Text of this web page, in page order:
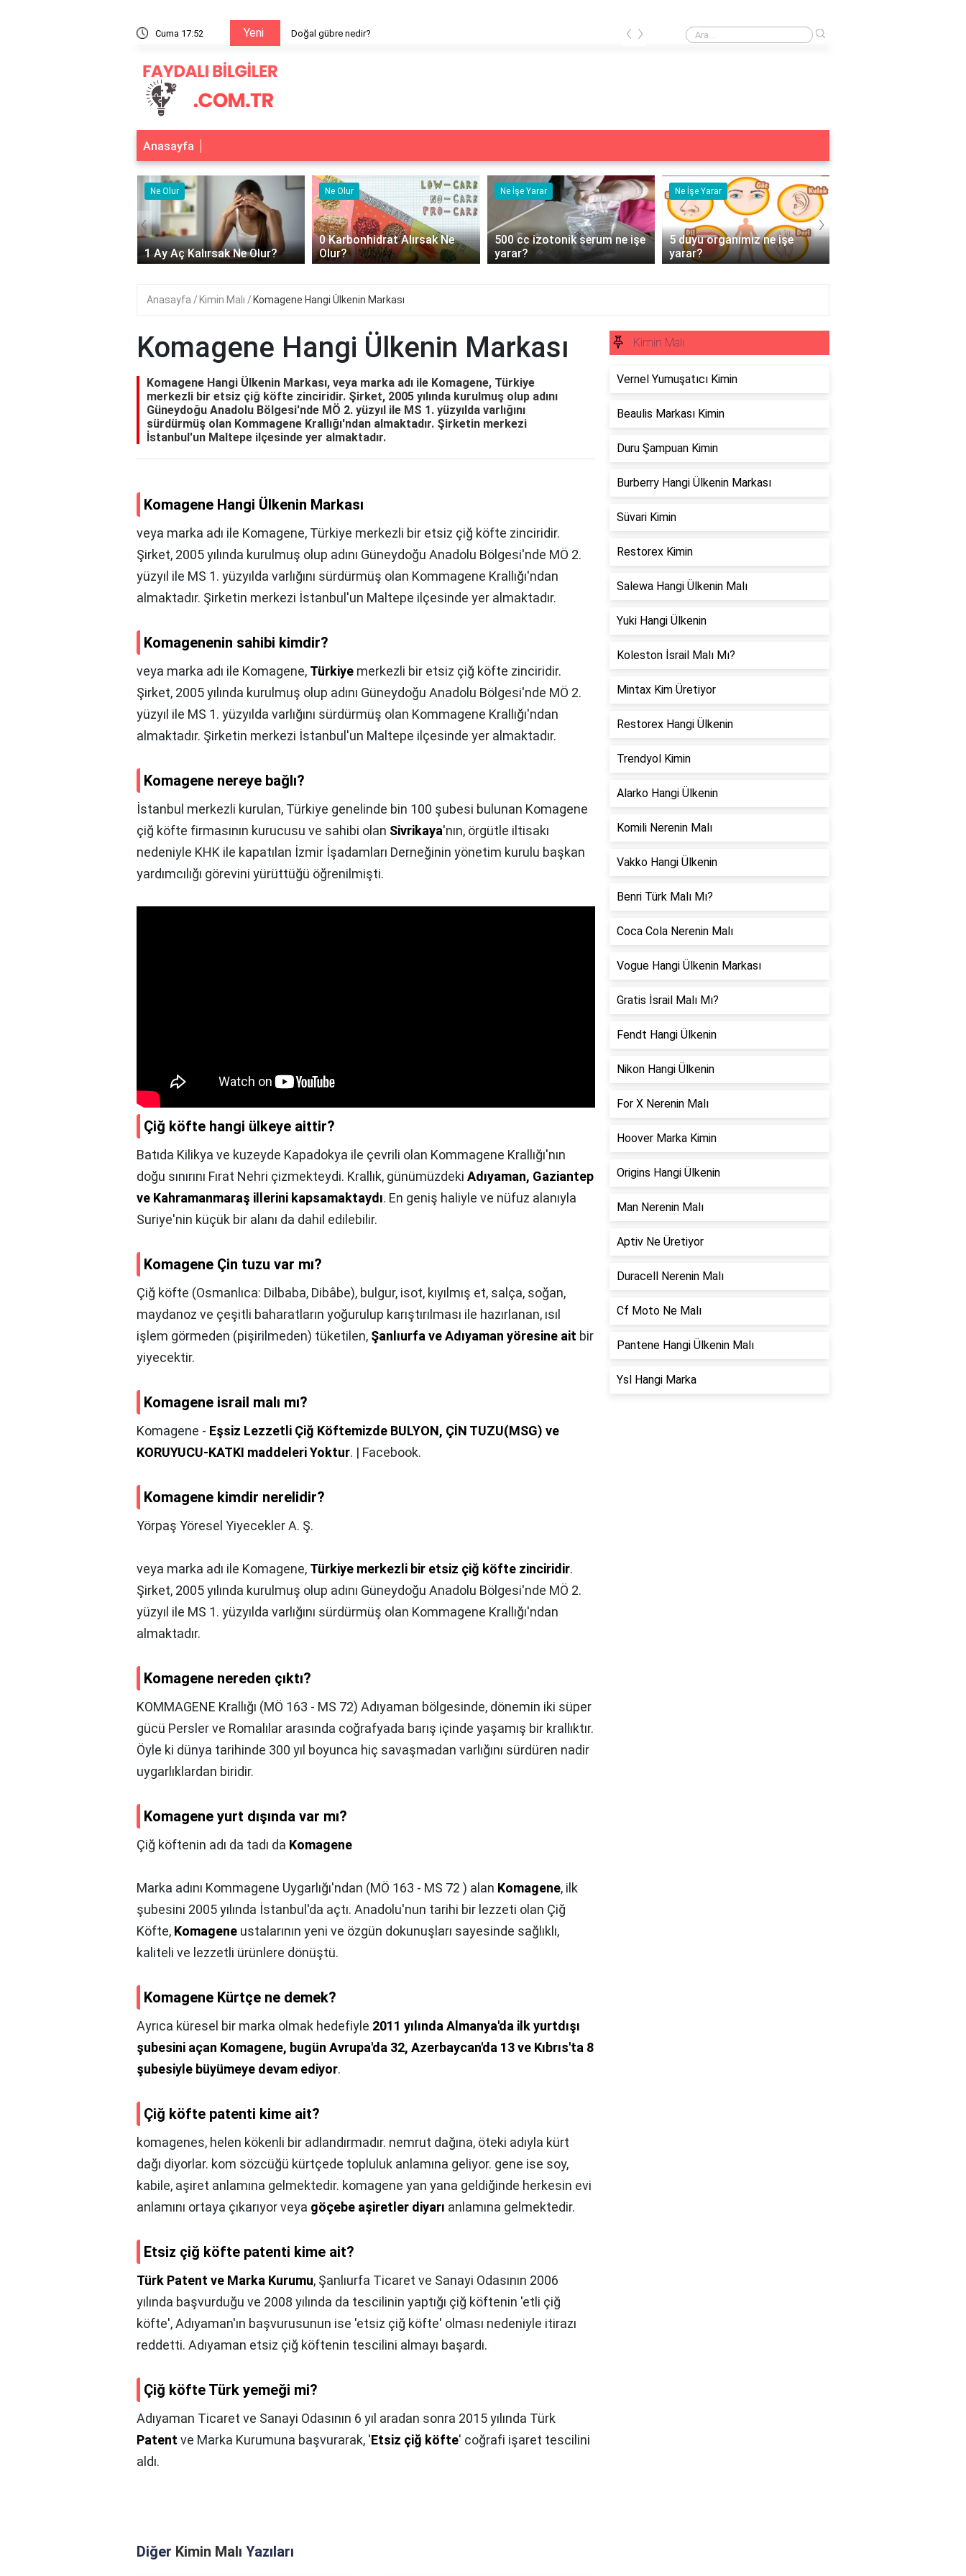
Cuma 17:52 Yeni Doğal gübre nedir? HDR10+ özelliği görüntü kalitesini nasıl etkiler?
‹ ›
Anasayfa
Ne Olur
1 Ay Aç Kalırsak Ne Olur?
Ne Olur
0 Karbonhidrat Alırsak Ne
Olur?
Ne İşe Yarar
500 cc izotonik serum ne işe
yarar?
Ne İşe Yarar
5 duyu organımız ne işe
yarar?
‹ ›
Anasayfa Kimin Malı Komagene Hangi Ülkenin Markası
Komagene Hangi Ülkenin Markası
Komagene Hangi Ülkenin Markası, veya marka adı ile Komagene, Türkiye
merkezli bir etsiz çiğ köfte zinciridir. Şirket, 2005 yılında kurulmuş olup adını
Güneydoğu Anadolu Bölgesi'nde MÖ 2. yüzyıl ile MS 1. yüzyılda varlığını
sürdürmüş olan Kommagene Krallığı'ndan almaktadır. Şirketin merkezi
İstanbul'un Maltepe ilçesinde yer almaktadır.
Komagene Hangi Ülkenin Markası
veya marka adı ile Komagene, Türkiye merkezli bir etsiz çiğ köfte zinciridir.
Şirket, 2005 yılında kurulmuş olup adını Güneydoğu Anadolu Bölgesi'nde MÖ 2.
yüzyıl ile MS 1. yüzyılda varlığını sürdürmüş olan Kommagene Krallığı'ndan
almaktadır. Şirketin merkezi İstanbul'un Maltepe ilçesinde yer almaktadır.
Komagenenin sahibi kimdir?
veya marka adı ile Komagene, Türkiye merkezli bir etsiz çiğ köfte zinciridir.
Şirket, 2005 yılında kurulmuş olup adını Güneydoğu Anadolu Bölgesi'nde MÖ 2.
yüzyıl ile MS 1. yüzyılda varlığını sürdürmüş olan Kommagene Krallığı'ndan
almaktadır. Şirketin merkezi İstanbul'un Maltepe ilçesinde yer almaktadır.
Komagene nereye bağlı?
İstanbul merkezli kurulan, Türkiye genelinde bin 100 şubesi bulunan Komagene
çiğ köfte firmasının kurucusu ve sahibi olan Sivrikaya'nın, örgütle iltisakı
nedeniyle KHK ile kapatılan İzmir İşadamları Derneğinin yönetim kurulu başkan
yardımcılığı görevini yürüttüğü öğrenilmişti.
Çiğ köfte hangi ülkeye aittir?
Batıda Kilikya ve kuzeyde Kapadokya ile çevrili olan Kommagene Krallığı'nın
doğu sınırını Fırat Nehri çizmekteydi. Krallık, günümüzdeki Adıyaman, Gaziantep
ve Kahramanmaraş illerini kapsamaktaydı. En geniş haliyle ve nüfuz alanıyla
Suriye'nin küçük bir alanı da dahil edilebilir.
Komagene Çin tuzu var mı?
Çiğ köfte (Osmanlıca: Dilbaba, Dibâbe), bulgur, isot, kıyılmış et, salça, soğan,
maydanoz ve çeşitli baharatların yoğurulup karıştırılması ile hazırlanan, ısıl
işlem görmeden (pişirilmeden) tüketilen, Şanlıurfa ve Adıyaman yöresine ait bir
yiyecektir.
Komagene israil malı mı?
Komagene - Eşsiz Lezzetli Çiğ Köftemizde BULYON, ÇİN TUZU(MSG) ve
KORUYUCU-KATKI maddeleri Yoktur. | Facebook.
Komagene kimdir nerelidir?
Yörpaş Yöresel Yiyecekler A. Ş.
veya marka adı ile Komagene, Türkiye merkezli bir etsiz çiğ köfte zinciridir.
Şirket, 2005 yılında kurulmuş olup adını Güneydoğu Anadolu Bölgesi'nde MÖ 2.
yüzyıl ile MS 1. yüzyılda varlığını sürdürmüş olan Kommagene Krallığı'ndan
almaktadır.
Komagene nereden çıktı?
KOMMAGENE Krallığı (MÖ 163 - MS 72) Adıyaman bölgesinde, dönemin iki süper
gücü Persler ve Romalılar arasında coğrafyada barış içinde yaşamış bir krallıktır.
Öyle ki dünya tarihinde 300 yıl boyunca hiç savaşmadan varlığını sürdüren nadir
uygarlıklardan biridir.
Komagene yurt dışında var mı?
Çiğ köftenin adı da tadı da Komagene
Marka adını Kommagene Uygarlığı'ndan (MÖ 163 - MS 72 ) alan Komagene, ilk
şubesini 2005 yılında İstanbul'da açtı. Anadolu'nun tarihi bir lezzeti olan Çiğ
Köfte, Komagene ustalarının yeni ve özgün dokunuşları sayesinde sağlıklı,
kaliteli ve lezzetli ürünlere dönüştü.
Komagene Kürtçe ne demek?
Ayrıca küresel bir marka olmak hedefiyle 2011 yılında Almanya'da ilk yurtdışı
şubesini açan Komagene, bugün Avrupa'da 32, Azerbaycan'da 13 ve Kıbrıs'ta 8
şubesiyle büyümeye devam ediyor.
Çiğ köfte patenti kime ait?
komagenes, helen kökenli bir adlandırmadır. nemrut dağına, öteki adıyla kürt
dağı diyorlar. kom sözcüğü kürtçede topluluk anlamına geliyor. gene ise soy,
kabile, aşiret anlamına gelmektedir. komagene yan yana geldiğinde herkesin evi
anlamını ortaya çıkarıyor veya göçebe aşiretler diyarı anlamına gelmektedir.
Etsiz çiğ köfte patenti kime ait?
Türk Patent ve Marka Kurumu, Şanlıurfa Ticaret ve Sanayi Odasının 2006
yılında başvurduğu ve 2008 yılında da tescilinin yaptığı çiğ köftenin 'etli çiğ
köfte', Adıyaman'ın başvurusunun ise 'etsiz çiğ köfte' olması nedeniyle itirazı
reddetti. Adıyaman etsiz çiğ köftenin tescilini almayı başardı.
Çiğ köfte Türk yemeği mi?
Adıyaman Ticaret ve Sanayi Odasının 6 yıl aradan sonra 2015 yılında Türk
Patent ve Marka Kurumuna başvurarak, 'Etsiz çiğ köfte' coğrafi işaret tescilini
aldı.
Diğer Kimin Malı Yazıları
Kimin Malı
Vernel Yumuşatıcı Kimin
Beaulis Markası Kimin
Duru Şampuan Kimin
Burberry Hangi Ülkenin Markası
Süvari Kimin
Restorex Kimin
Salewa Hangi Ülkenin Malı
Yuki Hangi Ülkenin
Koleston İsrail Malı Mı?
Mintax Kim Üretiyor
Restorex Hangi Ülkenin
Trendyol Kimin
Alarko Hangi Ülkenin
Komili Nerenin Malı
Vakko Hangi Ülkenin
Benri Türk Malı Mı?
Coca Cola Nerenin Malı
Vogue Hangi Ülkenin Markası
Gratis İsrail Malı Mı?
Fendt Hangi Ülkenin
Nikon Hangi Ülkenin
For X Nerenin Malı
Hoover Marka Kimin
Origins Hangi Ülkenin
Man Nerenin Malı
Aptiv Ne Üretiyor
Duracell Nerenin Malı
Cf Moto Ne Malı
Pantene Hangi Ülkenin Malı
Ysl Hangi Marka